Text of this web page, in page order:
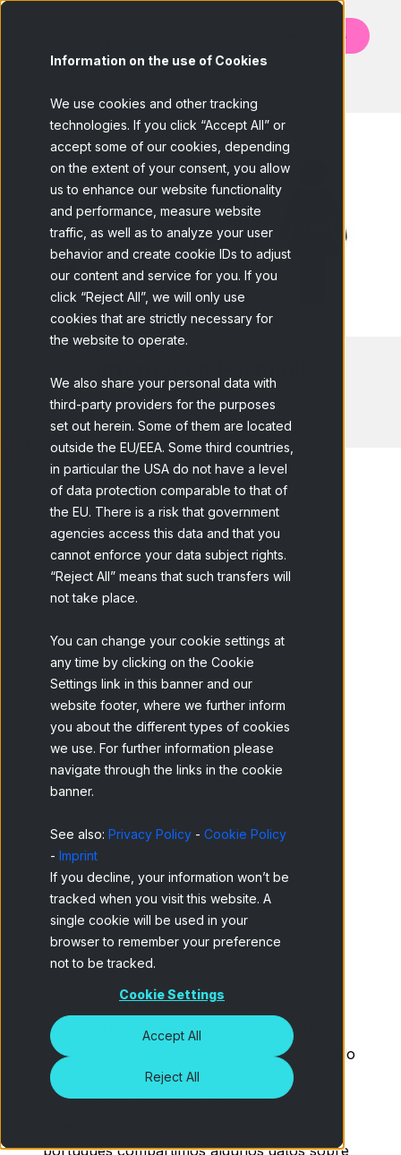
Information on the use of Cookies
We use cookies and other tracking
technologies. If you click “Accept All” or
accept some of our cookies, depending
on the extent of your consent, you allow
us to enhance our website functionality
and performance, measure website
traffic, as well as to analyze your user
behavior and create cookie IDs to adjust
our content and service for you. If you
click “Reject All”, we will only use
cookies that are strictly necessary for
the website to operate.
We also share your personal data with
third-party providers for the purposes
set out herein. Some of them are located
outside the EU/EEA. Some third countries,
in particular the USA do not have a level
of data protection comparable to that of
the EU. There is a risk that government
agencies access this data and that you
cannot enforce your data subject rights.
“Reject All” means that such transfers will
not take place.
You can change your cookie settings at
any time by clicking on the Cookie
Settings link in this banner and our
website footer, where we further inform
you about the different types of cookies
we use. For further information please
navigate through the links in the cookie
banner.
See also: Privacy Policy - Cookie Policy
- Imprint
If you decline, your information won’t be
tracked when you visit this website. A
single cookie will be used in your
browser to remember your preference
not to be tracked.
Cookie Settings
Accept All
Reject All
Contáctanos
Home Blog Internet en Portugal
Esta semana asistimos al congreso
Ecommarketing Lisboay vimos como el
comercio electrónico en Portugal va ganando
protagonismo junto a grandes y ya
consolidadas empresas en el sector. Para
portugués compartimos algunos datos sobre